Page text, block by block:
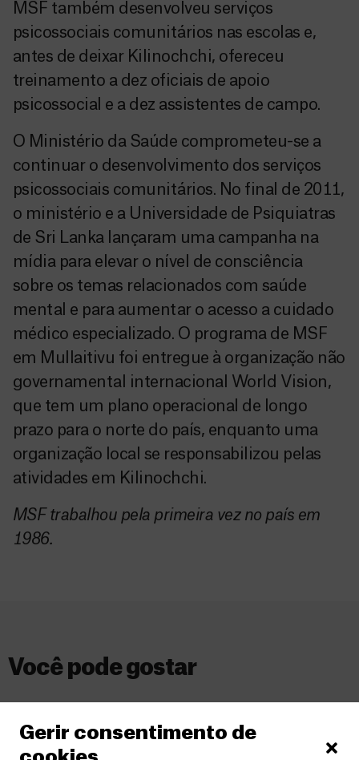
Gerir consentimento de
MSF também desenvolveu serviços
psicossociais comunitários nas escolas e,
antes de deixar Kilinochchi, ofereceu
treinamento a dez oficiais de apoio
psicossocial e a dez assistentes de campo.
O Ministério da Saúde comprometeu-se a
continuar o desenvolvimento dos serviços
psicossociais comunitários. No final de 2011,
o ministério e a Universidade de Psiquiatras
de Sri Lanka lançaram uma campanha na
mídia para elevar o nível de consciência
sobre os temas relacionados com saúde
mental e para aumentar o acesso a cuidado
médico especializado. O programa de MSF
em Mullaitivu foi entregue à organização não
governamental internacional World Vision,
que tem um plano operacional de longo
prazo para o norte do país, enquanto uma
organização local se responsabilizou pelas
atividades em Kilinochchi.
MSF trabalhou pela primeira vez no país em
1986.
Você pode gostar